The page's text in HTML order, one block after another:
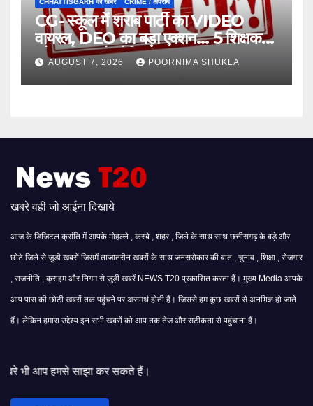
CHHATTISGARH की खबरें CRIME / अपराध
CG- स्कूल में शराब पार्टी का VIDEO
वायरल, DEO का बड़ा एक्शन… 5 शिक्षक
और स्वीपर को नोटिस…
AUGUST 7, 2026 POORNIMA SHUKLA
खबरे वही जो आईना दिखाये
आज के डिजिटल क्रांति में आपके मोहल्ले , कस्बे , शहर , जिले के साथ साथ छत्तीसगढ़ के बड़े और
छोटे जिले से जुडी खबरों जिसमें ताजातरीन खबरों के साथ जनसरोकार की बात , चुनाव , शिक्षा , रोजगार
, राजनीति , क्राइम और निगम से जुड़ी खबरें NEWS T20 प्रकाशित करता हैं। मुख्य Media आपके
आप पास की छोटी खबरों तक पहुंचने पर असमर्थ होती हैं। जिससे हम कुछ खबरों से अनभिज्ञ हो जाते
हैं। लेकिन हमारा उद्देश्य इन सभी खबरों को आप तक तेज और सटीकता से पहुंचाना हैं।
कर सकते हैं।